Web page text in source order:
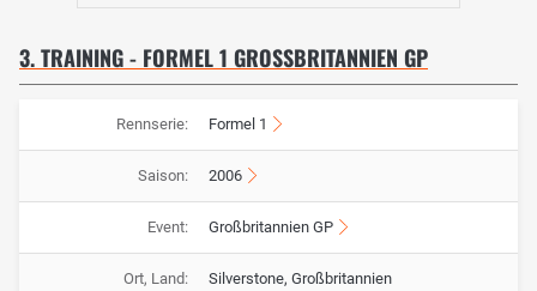
3. TRAINING - FORMEL 1 GROSSBRITANNIEN GP
Rennserie: Formel 1
Saison: 2006
Event: Großbritannien GP
Ort, Land: Silverstone, Großbritannien